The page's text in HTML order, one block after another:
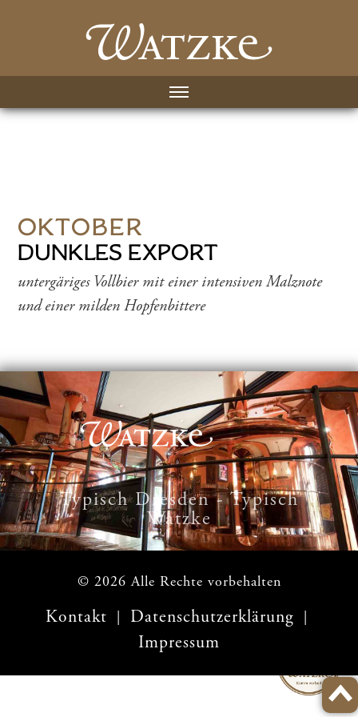
OKTOBER
DUNKLES EXPORT
untergäriges Vollbier mit einer intensiven Malznote
und einer milden Hopfenbittere
Typisch Dresden - Typisch
Watzke
© 2026 Alle Rechte vorbehalten
Kontakt Datenschutzerklärung
Impressum